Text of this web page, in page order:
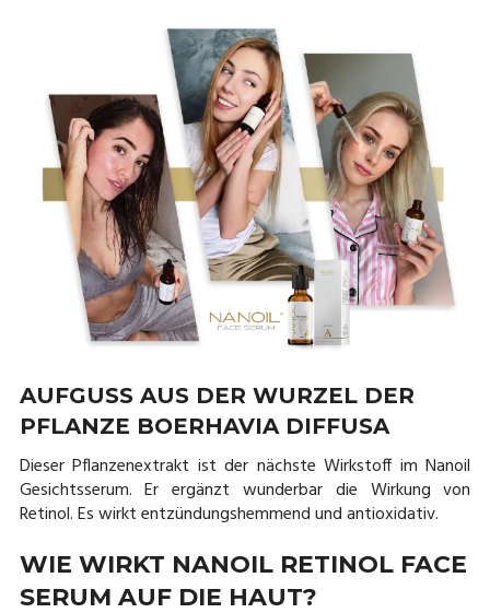
AUFGUSS AUS DER WURZEL DER
PFLANZE BOERHAVIA DIFFUSA
Dieser Pflanzenextrakt ist der nächste Wirkstoff im Nanoil
Gesichtsserum. Er ergänzt wunderbar die Wirkung von
Retinol. Es wirkt entzündungshemmend und antioxidativ.
WIE WIRKT NANOIL RETINOL FACE
SERUM AUF DIE HAUT?